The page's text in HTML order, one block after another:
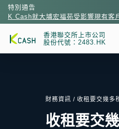
特別通告
K Cash就大埔宏福苑受影響現有客
香港聯交所上市公司
股份代號：2483.HK
財務資訊 / 收租要交幾多
收租要交